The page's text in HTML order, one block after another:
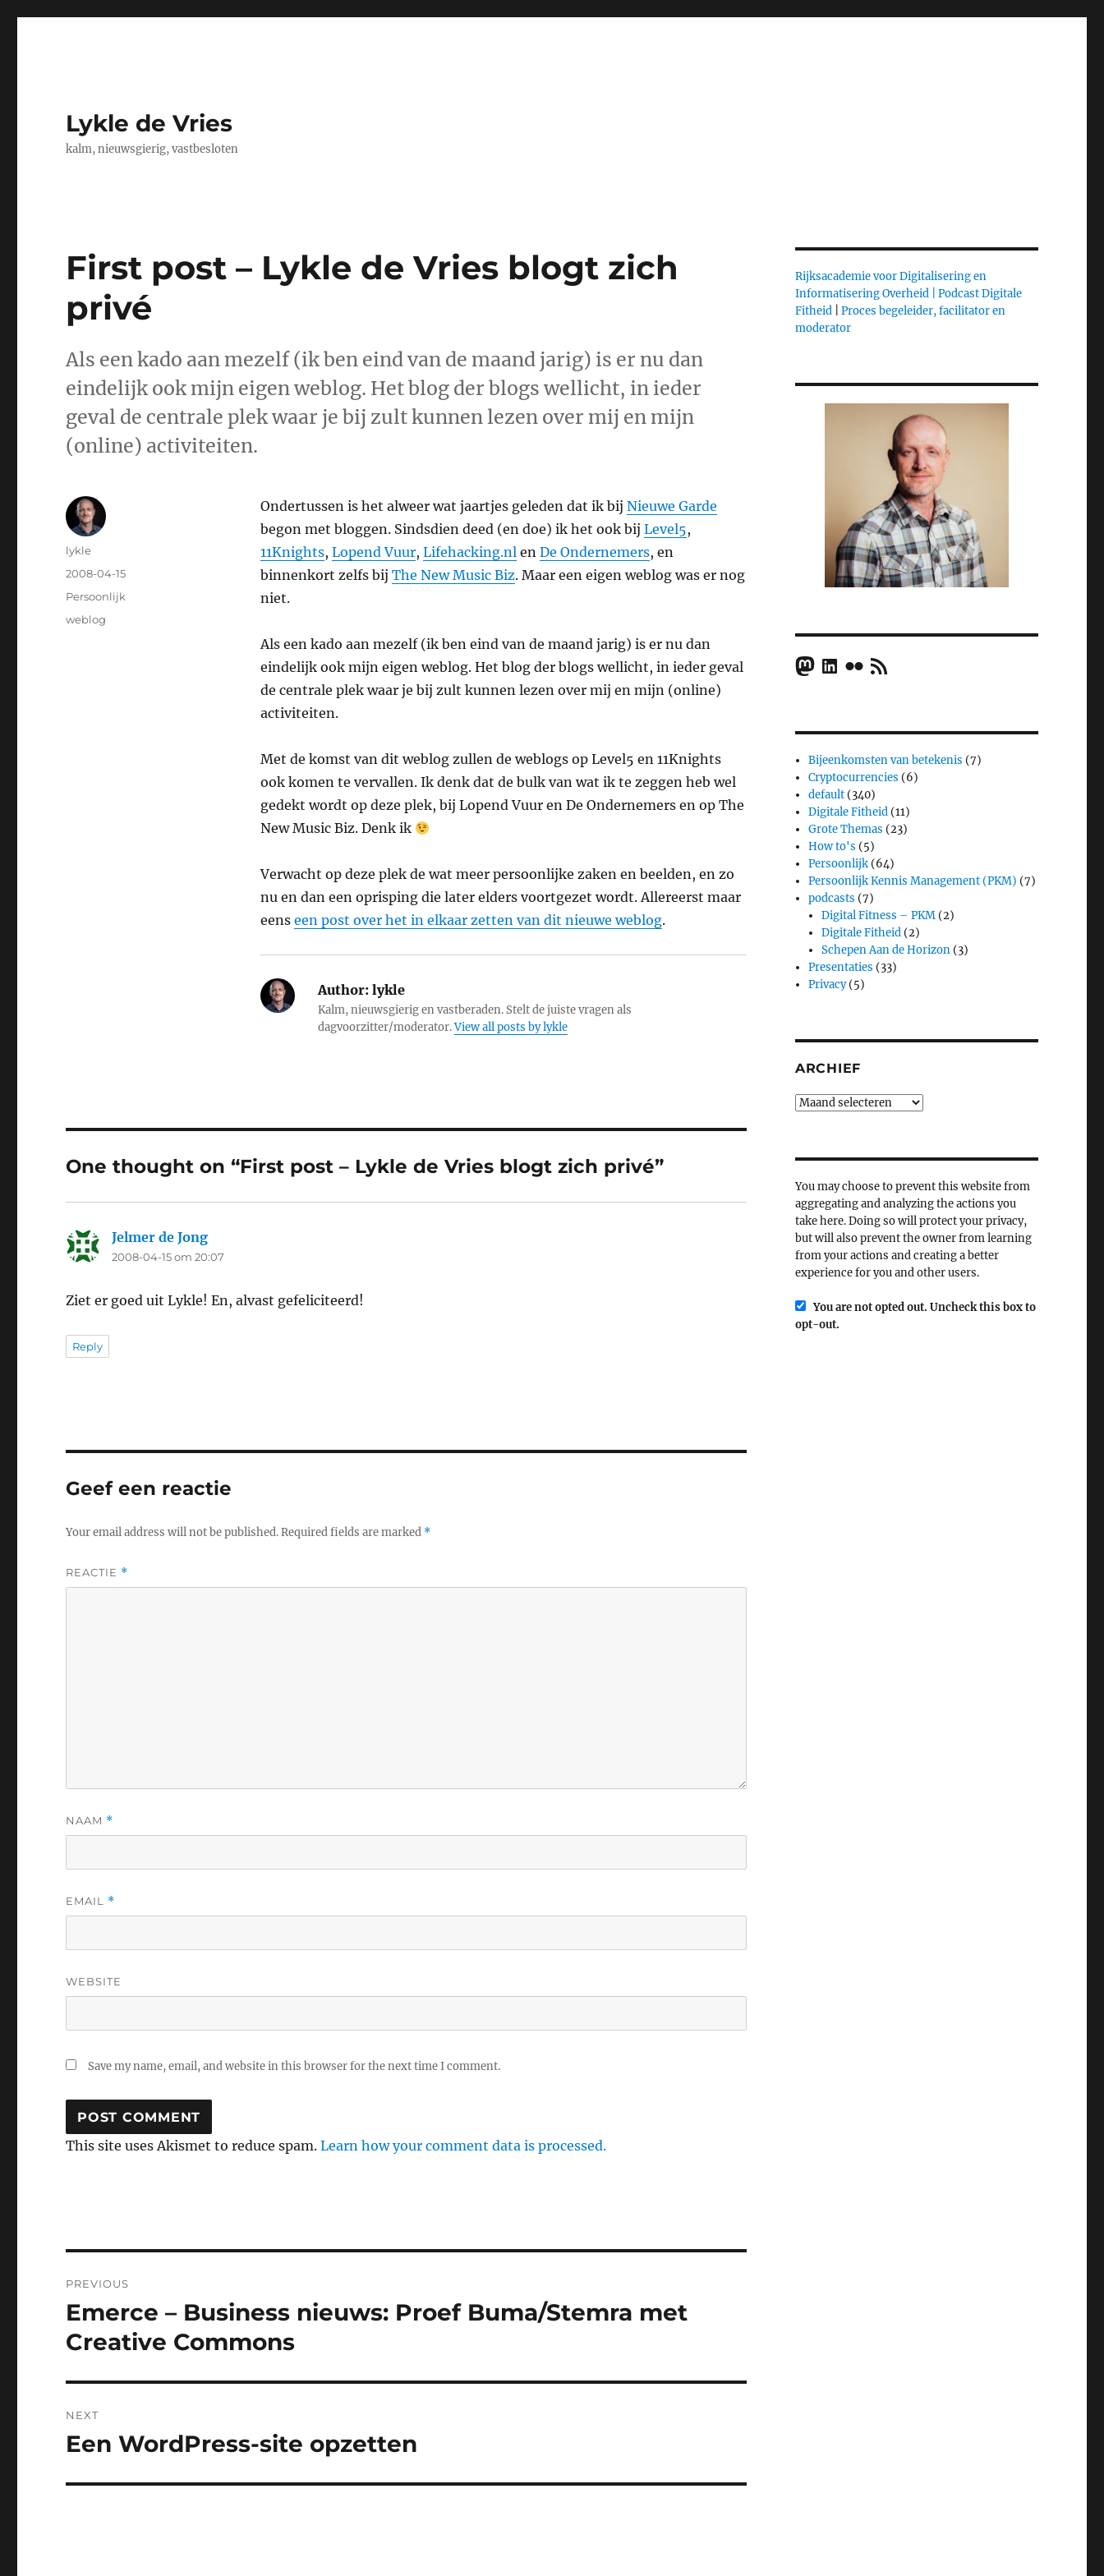
Lykle de Vries
kalm, nieuwsgierig, vastbesloten
First post – Lykle de Vries blogt zich
privé
Als een kado aan mezelf (ik ben eind van de maand jarig) is er nu dan
eindelijk ook mijn eigen weblog. Het blog der blogs wellicht, in ieder
geval de centrale plek waar je bij zult kunnen lezen over mij en mijn
(online) activiteiten.
Ondertussen is het alweer wat jaartjes geleden dat ik bij Nieuwe Garde
begon met bloggen. Sindsdien deed (en doe) ik het ook bij Level5,
11Knights, Lopend Vuur, Lifehacking.nlen De Ondernemers, en
binnenkort zelfs bij The New Music Biz. Maar een eigen weblog was er nog
niet.
Als een kado aan mezelf (ik ben eind van de maand jarig) is er nu dan
eindelijk ook mijn eigen weblog. Het blog der blogs wellicht, in ieder geval
de centrale plek waar je bij zult kunnen lezen over mij en mijn (online)
activiteiten.
Met de komst van dit weblog zullen de weblogs op Level5 en 11Knights
ook komen te vervallen. Ik denk dat de bulk van wat ik te zeggen heb wel
gedekt wordt op deze plek, bij Lopend Vuur en De Ondernemers en op The
New Music Biz. Denk ik
Verwacht op deze plek de wat meer persoonlijke zaken en beelden, en zo
nu en dan een oprisping die later elders voortgezet wordt. Allereerst maar
eens een post over het in elkaar zetten van dit nieuwe weblog.
Author:lykle
Kalm, nieuwsgierig en vastberaden. Stelt de juiste vragen als
dagvoorzitter/moderator.View all posts by lykle
Author
lykle
Posted
on
2008-04-15
Categories
Persoonlijk
Tags
weblog
One thought on “First post – Lykle de Vries blogt zich privé”
Jelmer de Jong
2008-04-15 om 20:07
Ziet er goed uit Lykle! En, alvast gefeliciteerd!
Reply
Geef een reactie
Your email address will not be published.Required fields are marked *
REACTIE *
NAAM *
EMAIL *
WEBSITE
Save my name, email, and website in this browser for the next time I comment.
This site uses Akismet to reduce spam.Learn how your comment data is processed.
navigation
PREVIOUS
Previous
post:
Emerce – Business nieuws: Proef Buma/Stemra met
Creative Commons
NEXT
Next
Een WordPress-site opzetten
Rijksacademie voor Digitalisering en
Informatisering Overheid |
Podcast Digitale
Fitheid| Proces begeleider, facilitator en
moderator
Mastodon
LinkedIn
FlickrRSS Feed
Bijeenkomsten van betekenis (7)
Cryptocurrencies (6)
default (340)
Digitale Fitheid (11)
Grote Themas (23)
How to's (5)
Persoonlijk (64)
Persoonlijk Kennis Management (PKM) (7)
podcasts (7)
Digital Fitness – PKM (2)
Digitale Fitheid (2)
Schepen Aan de Horizon (3)
Presentaties (33)
Privacy(5)
ARCHIEF
Archief
You may choose to prevent this website from
aggregating and analyzing the actions you
take here. Doing so will protect your privacy,
but will also prevent the owner from learning
from your actions and creating a better
experience for you and other users.
You are not opted out. Uncheck this box to
opt-out.